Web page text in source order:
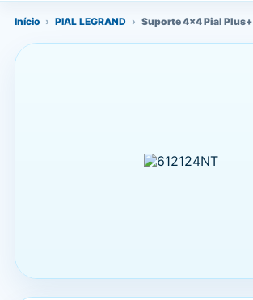
Início › PIAL LEGRAND › Suporte 4x4 Pial Plus+